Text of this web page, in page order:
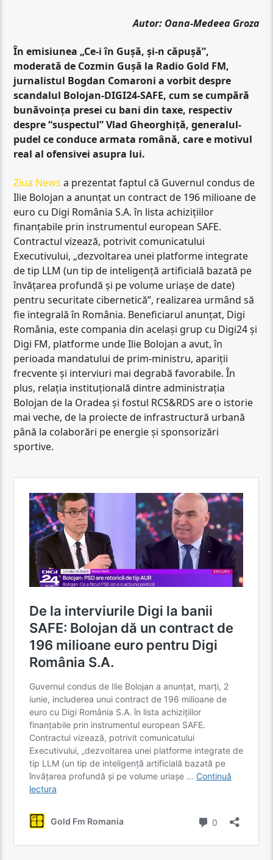
Autor: Oana-Medeea Groza
În emisiunea „Ce-i în Gușă, și-n căpușă”,
moderată de Cozmin Gușă la Radio Gold FM,
jurnalistul Bogdan Comaroni a vorbit despre
scandalul Bolojan-DIGI24-SAFE, cum se cumpără
bunăvoința presei cu bani din taxe, respectiv
despre “suspectul” Vlad Gheorghiță, generalul-
pudel ce conduce armata română, care e motivul
real al ofensivei asupra lui.
Ziua News a prezentat faptul că Guvernul condus de
Ilie Bolojan a anunțat un contract de 196 milioane de
euro cu Digi România S.A. în lista achizițiilor
finanțabile prin instrumentul european SAFE.
Contractul vizează, potrivit comunicatului
Executivului, „dezvoltarea unei platforme integrate
de tip LLM (un tip de inteligență artificială bazată pe
învățarea profundă și pe volume uriașe de date)
pentru securitate cibernetică”, realizarea urmând să
fie integrală în România. Beneficiarul anunțat, Digi
România, este compania din același grup cu Digi24 și
Digi FM, platforme unde Ilie Bolojan a avut, în
perioada mandatului de prim-ministru, apariții
frecvente și interviuri mai degrabă favorabile. În
plus, relația instituțională dintre administrația
Bolojan de la Oradea și fostul RCS&RDS are o istorie
mai veche, de la proiecte de infrastructură urbană
până la colaborări pe energie și sponsorizări
sportive.